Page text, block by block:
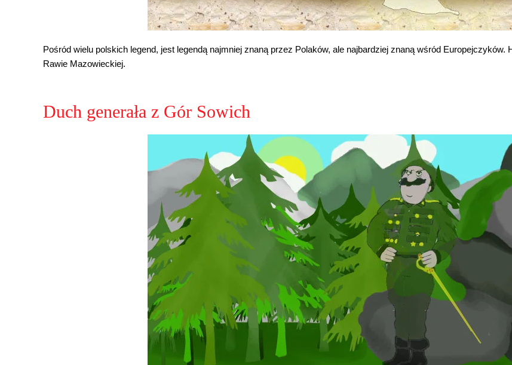
Pośród wielu polskich legend, jest legendą najmniej znaną przez Polaków, ale najbardziej znaną wśród
Rawie Mazowieckiej.
Duch generała z Gór Sowich